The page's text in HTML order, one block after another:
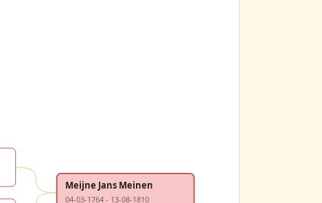
Meijne Jans Meinen
04-03-1764 - 13-08-1810